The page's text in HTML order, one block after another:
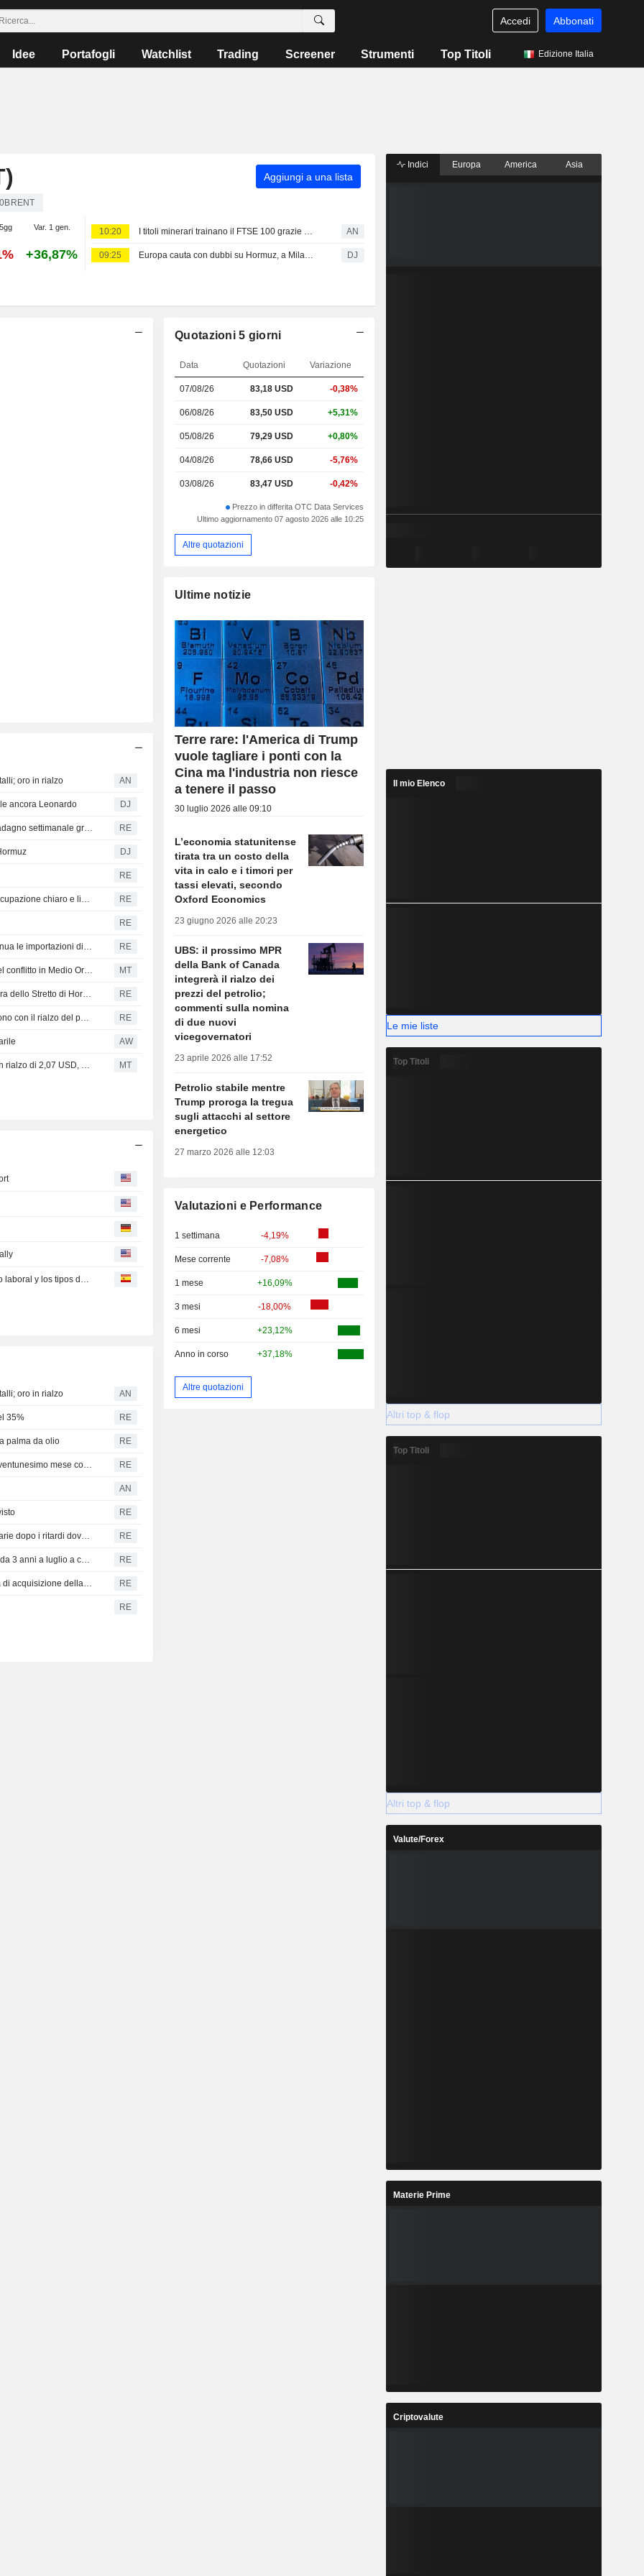
Accedi Abbonati
Idee Portafogli Watchlist Trading Screener Strumenti Top Titoli Edizione Italia
Aggiungi a una lista
Var. 1 gen.
+36,87%
10:20 I titoli minerari trainano il FTSE 100 grazie al rally dei metalli; oro in rialzo AN
09:25 Europa cauta con dubbi su Hormuz, a Milano (+0,1%) sale ancora Leonardo DJ
oro in rialzo AN
ancora Leonardo DJ
GOMMA - I futures in Giappone registrano il secondo guadagno settimanale grazie al rally del petrolio RE
DJ
RE
MORNING BID EUROPE - In attesa di un rapporto sull'occupazione chiaro e lineare RE
RE
ANALISI ISTANTANEA - Cina: a luglio calano su base annua le importazioni di petrolio greggio e soia RE
Sinopec aumenta gli acquisti di petrolio russo a causa del conflitto in Medio Oriente MT
Il petrolio sale sulle preoccupazioni per i piani di riapertura dello Stretto di Hormuz RE
TREASURIES-I rendimenti dei titoli del Tesoro USA salgono con il rialzo del petrolio in attesa dei dati sull'occupazione RE
AW
Il contratto del petrolio greggio WTI di settembre chiude in rialzo di 2,07 USD, pari al 2,8%, attestandosi a 77,29 USD al barile. Il Brent di ottobre sale di 2,99 USD, ovvero del 3,8%, a 82,44 USD MT
Morning Meeting: El enigmático señor Warsh, el mercado laboral y los tipos de interés
oro in rialzo AN
35% RE
palma da olio RE
RE
AN
RE
RE
RE
RE
RE
Quotazioni 5 giorni
Data Quotazioni Variazione
07/08/26 83,18USD -0,38%
06/08/26 83,50 USD +5,31%
05/08/26 79,29 USD +0,80%
04/08/26 78,66 USD -5,76%
03/08/26 83,47 USD -0,42%
Prezzo in differita OTC Data Services
Ultimo aggiornamento 07 agosto 2026 alle 10:25
Altre quotazioni
Ultime notizie
Terre rare: l'America di Trump
vuole tagliare i ponti con la
Cina ma l'industria non riesce
a tenere il passo
30 luglio 2026 alle 09:10
L’economia statunitense
tirata tra un costo della
vita in calo e i timori per
tassi elevati, secondo
Oxford Economics
23 giugno 2026 alle 20:23
UBS: il prossimo MPR
della Bank of Canada
integrerà il rialzo dei
prezzi del petrolio;
commenti sulla nomina
di due nuovi
vicegovernatori
23 aprile 2026 alle 17:52
Petrolio stabile mentre
Trump proroga la tregua
sugli attacchi al settore
energetico
27 marzo 2026 alle 12:03
Valutazioni e Performance
1 settimana -4,19%
Mese corrente -7,08%
1 mese +16,09%
3 mesi -18,00%
6 mesi +23,12%
Anno in corso +37,18%
Altre quotazioni
Indici Europa America Asia
Il mio Elenco
Le mie liste
Top Titoli
Altri top & flop
Top Titoli
Altri top & flop
Valute/Forex
Materie Prime
Criptovalute